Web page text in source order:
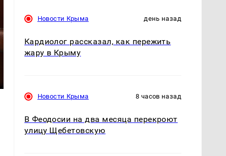
Новости Крыма день назад
Кардиолог рассказал, как пережить
жару в Крыму
Новости Крыма 8 часов назад
В Феодосии на два месяца перекроют
улицу Щебетовскую